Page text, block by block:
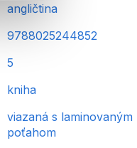
angličtina
9788025244852
5
kniha
viazaná s laminovaným
poťahom